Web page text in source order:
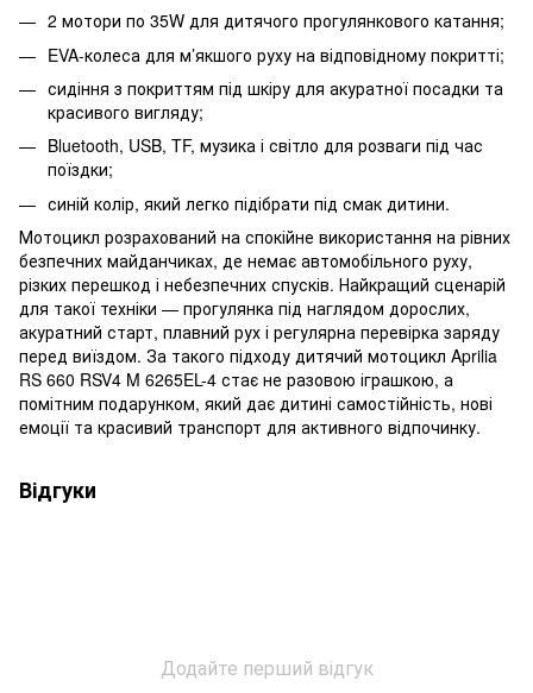
2 мотори по 35W для дитячого прогулянкового катання;
EVA-колеса для м’якшого руху на відповідному покритті;
сидіння з покриттям під шкіру для акуратної посадки та
красивого вигляду;
Bluetooth, USB, TF, музика і світло для розваги під час
поїздки;
синій колір, який легко підібрати під смак дитини.
Мотоцикл розрахований на спокійне використання на рівних
безпечних майданчиках, де немає автомобільного руху,
різких перешкод і небезпечних спусків. Найкращий сценарій
для такої техніки — прогулянка під наглядом дорослих,
акуратний старт, плавний рух і регулярна перевірка заряду
перед виїздом. За такого підходу дитячий мотоцикл Aprilia
RS 660 RSV4 M 6265EL-4 стає не разовою іграшкою, а
помітним подарунком, який дає дитині самостійність, нові
емоції та красивий транспорт для активного відпочинку.
Відгуки
Додайте перший відгук